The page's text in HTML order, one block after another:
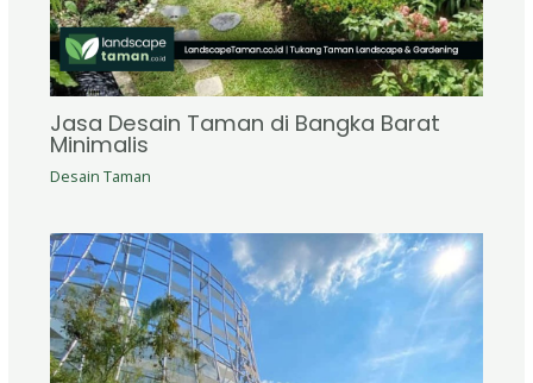
Jasa Desain Taman di Bangka Barat
Minimalis
Desain Taman